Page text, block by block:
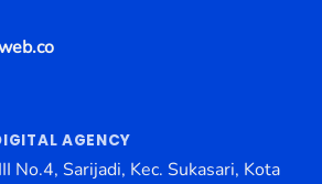
AGENCY
No.4, Sarijadi, Kec. Sukasari, Kota